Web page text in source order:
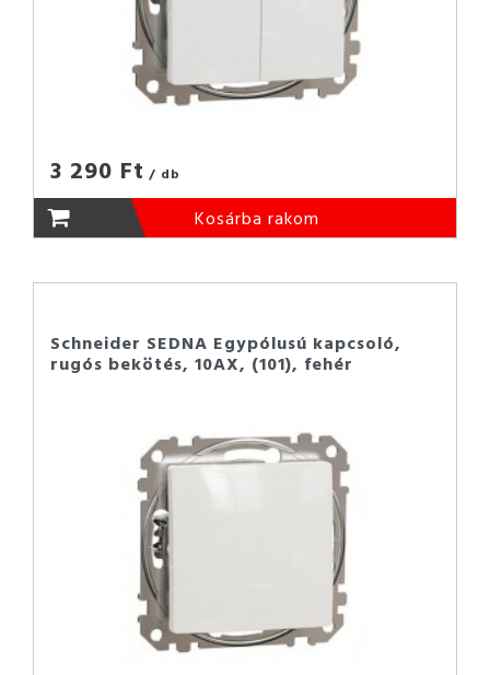
3 290 Ft / db
Kosárba rakom
Schneider SEDNA Egypólusú kapcsoló,
rugós bekötés, 10AX, (101), fehér